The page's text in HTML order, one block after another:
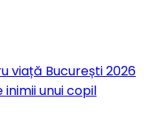
viață București 2026
unui copil